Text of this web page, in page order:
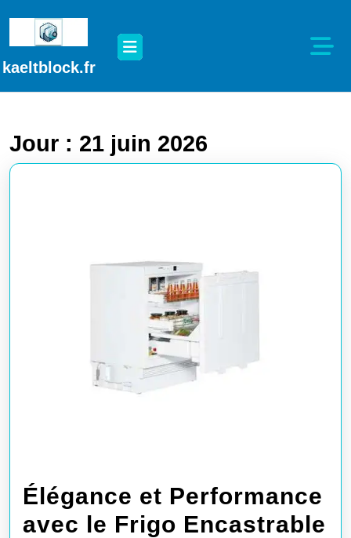
contenu
kaeltblock.fr
Open
Button
Jour : 21 juin 2026
Élégance et Performance
avec le Frigo Encastrable